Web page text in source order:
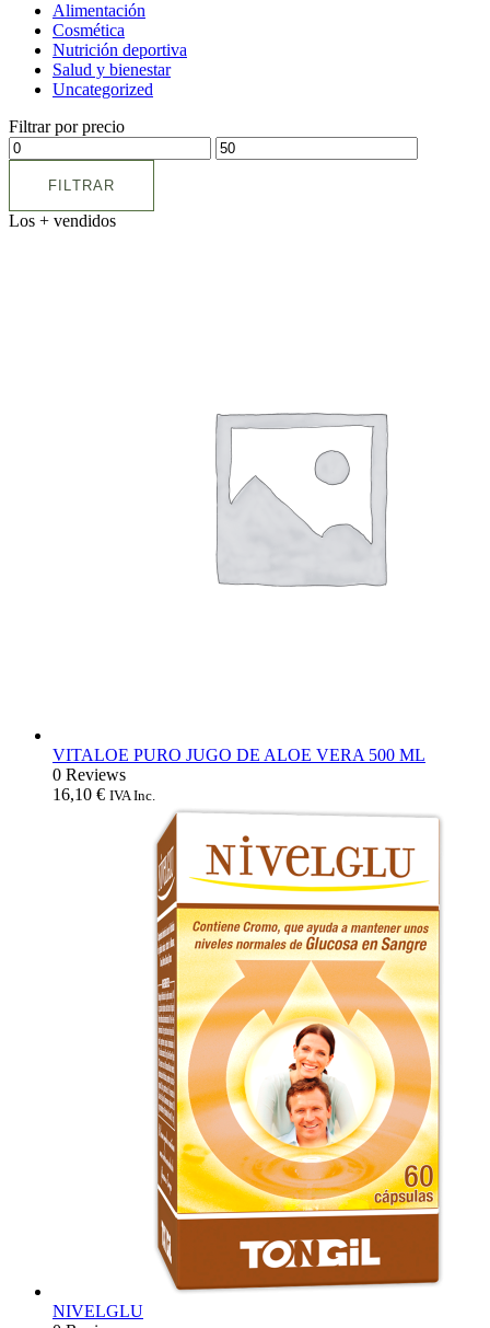
Alimentación
Cosmética
Nutrición deportiva
Salud y bienestar
Uncategorized
Filtrar por precio
FILTRAR
Los + vendidos
VITALOE PURO JUGO DE ALOE VERA 500 ML
0 Reviews
16,10 € IVA Inc.
NIVELGLU